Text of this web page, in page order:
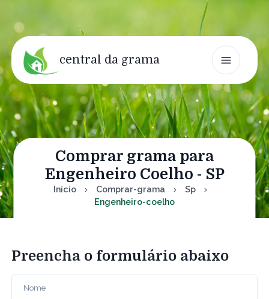
central da grama
Comprar grama para
Engenheiro Coelho - SP
Início Comprar-grama
Sp
Engenheiro-coelho
Preencha o formulário abaixo